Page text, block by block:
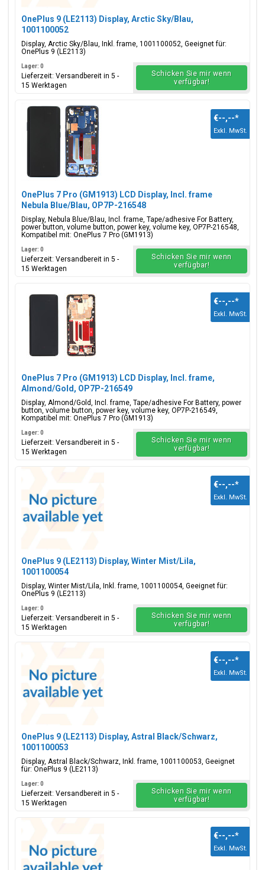
OnePlus 9 (LE2113) Display, Arctic Sky/Blau,
1001100052
Display, Arctic Sky/Blau, Inkl. frame, 1001100052, Geeignet für:
OnePlus 9 (LE2113)
Lager: 0
Lieferzeit: Versandbereit in 5 -
15 Werktagen
Schicken Sie mir wenn
verfügbar!
OnePlus 7 Pro (GM1913) LCD Display, Incl. frame
Nebula Blue/Blau, OP7P-216548
Display, Nebula Blue/Blau, Incl. frame, Tape/adhesive For Battery,
power button, volume button, power key, volume key, OP7P-216548,
Kompatibel mit: OnePlus 7 Pro (GM1913)
€--,--*
Exkl. MwSt.
Lager: 0
Lieferzeit: Versandbereit in 5 -
15 Werktagen
Schicken Sie mir wenn
verfügbar!
OnePlus 7 Pro (GM1913) LCD Display, Incl. frame,
Almond/Gold, OP7P-216549
Display, Almond/Gold, Incl. frame, Tape/adhesive For Battery, power
button, volume button, power key, volume key, OP7P-216549,
Kompatibel mit: OnePlus 7 Pro (GM1913)
€--,--*
Exkl. MwSt.
Lager: 0
Lieferzeit: Versandbereit in 5 -
15 Werktagen
Schicken Sie mir wenn
verfügbar!
OnePlus 9 (LE2113) Display, Winter Mist/Lila,
1001100054
Display, Winter Mist/Lila, Inkl. frame, 1001100054, Geeignet für:
OnePlus 9 (LE2113)
€--,--*
Exkl. MwSt.
Lager: 0
Lieferzeit: Versandbereit in 5 -
15 Werktagen
Schicken Sie mir wenn
verfügbar!
OnePlus 9 (LE2113) Display, Astral Black/Schwarz,
1001100053
Display, Astral Black/Schwarz, Inkl. frame, 1001100053, Geeignet
für: OnePlus 9 (LE2113)
€--,--*
Exkl. MwSt.
Lager: 0
Lieferzeit: Versandbereit in 5 -
15 Werktagen
Schicken Sie mir wenn
verfügbar!
€--,--*
Exkl. MwSt.